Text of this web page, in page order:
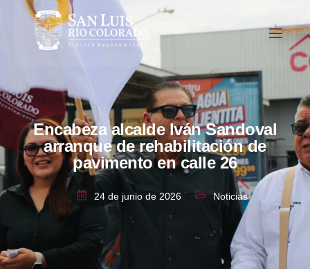
Encabeza alcalde Iván Sandoval
arranque de rehabilitación de
pavimento en calle 26
24 de junio de 2026 Noticias